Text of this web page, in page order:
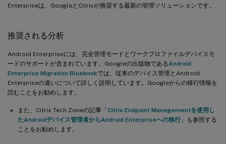
Enterpriseは、GoogleとCitrixが推奨する最新の管理ソリューションです。
推奨される分析
Android Enterpriseには、完全管理モードとワークプロファイルデバイスモ
ードのサポートが含まれています。Googleの出版物であるAndroid
Enterprise Migration Bluebookでは、従来のデバイス管理とAndroid
Enterpriseの違いについて詳しく説明しています。Googleからの移行情報を
読むことをお勧めします。
また、Citrix Tech Zoneの記事「Citrix Endpoint Managementを使用し
たAndroidデバイス管理者からAndroid Enterpriseへの移行 」も参照する
ことをお勧めします。